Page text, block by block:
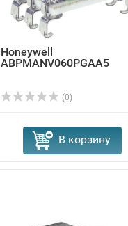
Honeywell
ABPMANV060PGAA5
(0)
В корзину